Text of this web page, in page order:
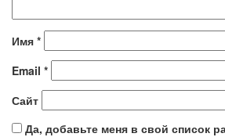
Имя *
Email *
Сайт
Да, добавьте меня в свой список